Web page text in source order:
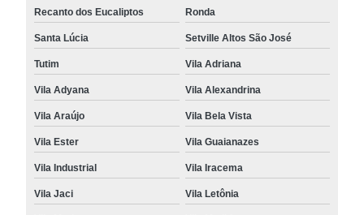
Recanto dos Eucaliptos Ronda
Santa Lúcia Setville Altos São José
Tutim Vila Adriana
Vila Adyana Vila Alexandrina
Vila Araújo Vila Bela Vista
Vila Ester Vila Guaianazes
Vila Industrial Vila Iracema
Vila Jaci Vila Letônia